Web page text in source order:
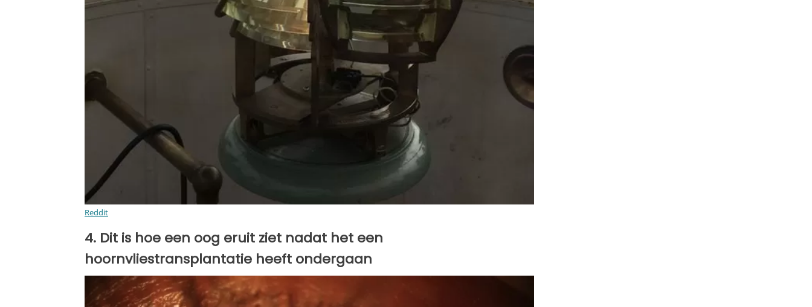
Reddit
4. Dit is hoe een oog eruit ziet nadat het een
hoornvliestransplantatie heeft ondergaan